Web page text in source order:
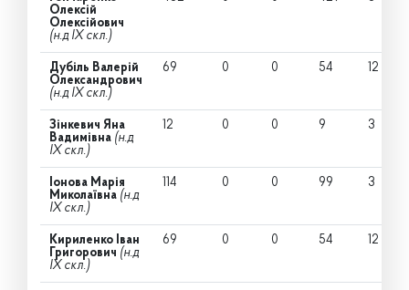
Олексій
Олексійович
(н.д IX скл.)
Дубіль Валерій
Олександрович
(н.д IX скл.)
69 0 0 54 12
Зінкевич Яна
Вадимівна (н.д
IX скл.)
12 0 0 9 3
Іонова Марія
Миколаївна (н.д
IX скл.)
114 0 0 99 3
Кириленко Іван
Григорович (н.д
IX скл.)
69 0 0 54 12